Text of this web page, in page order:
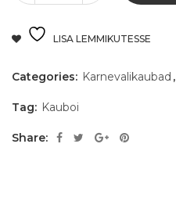
LISA LEMMIKUTESSE
Categories: Karnevalikaubad ,
Tag: Kauboi
Share: